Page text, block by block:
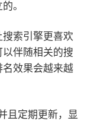
。
索引擎更喜欢
伴随相关的搜
效果会越来越
且定期更新，显